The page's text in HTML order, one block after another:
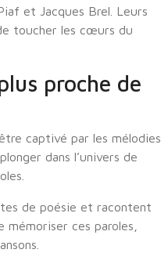
et Jacques Brel. Leurs
toucher les cœurs du
proche de
captivé par les mélodies
dans l’univers de
de poésie et racontent
ces paroles,